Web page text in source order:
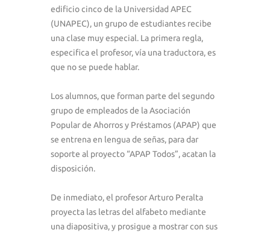
edificio cinco de la Universidad APEC
(UNAPEC), un grupo de estudiantes recibe
una clase muy especial. La primera regla,
especifica el profesor, vía una traductora, es
que no se puede hablar.
Los alumnos, que forman parte del segundo
grupo de empleados de la Asociación
Popular de Ahorros y Préstamos (APAP) que
se entrena en lengua de señas, para dar
soporte al proyecto “APAP Todos”, acatan la
disposición.
De inmediato, el profesor Arturo Peralta
proyecta las letras del alfabeto mediante
una diapositiva, y prosigue a mostrar con sus